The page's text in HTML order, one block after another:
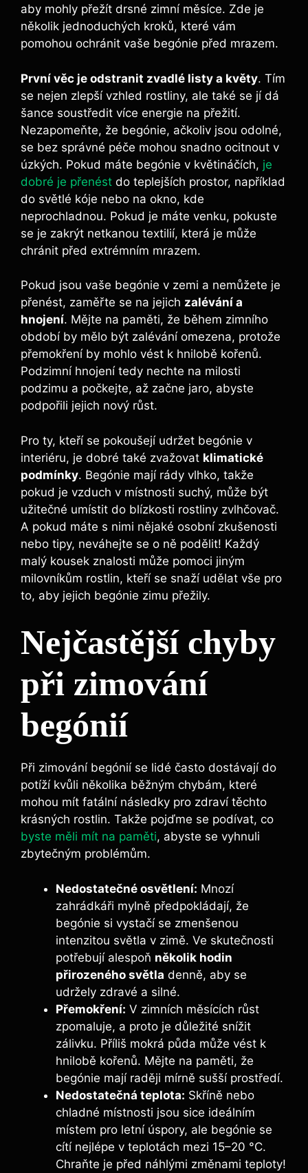
aby mohly přežít drsné zimní měsíce. Zde je
několik jednoduchých kroků, které vám
pomohou ochránit vaše begónie před mrazem.
První věc je odstranit zvadlé listy a květy. Tím
se nejen zlepší vzhled rostliny, ale také se jí dá
šance soustředit více energie na přežití.
Nezapomeňte, že begónie, ačkoliv jsou odolné,
se bez správné péče mohou snadno ocitnout v
úzkých. Pokud máte begónie v květináčích, je
dobré je přenést do teplejších prostor, například
do světlé kóje nebo na okno, kde
neprochladnou. Pokud je máte venku, pokuste
se je zakrýt netkanou textilií, která je může
chránit před extrémním mrazem.
Pokud jsou vaše begónie v zemi a nemůžete je
přenést, zaměřte se na jejich zalévání a
hnojení. Mějte na paměti, že během zimního
období by mělo být zalévání omezena, protože
přemokření by mohlo vést k hnilobě kořenů.
Podzimní hnojení tedy nechte na milosti
podzimu a počkejte, až začne jaro, abyste
podpořili jejich nový růst.
Pro ty, kteří se pokoušejí udržet begónie v
interiéru, je dobré také zvažovat klimatické
podmínky. Begónie mají rády vlhko, takže
pokud je vzduch v místnosti suchý, může být
užitečné umístit do blízkosti rostliny zvlhčovač.
A pokud máte s nimi nějaké osobní zkušenosti
nebo tipy, neváhejte se o ně podělit! Každý
malý kousek znalosti může pomoci jiným
milovníkům rostlin, kteří se snaží udělat vše pro
to, aby jejich begónie zimu přežily.
Nejčastější chyby
při zimování
begónií
Při zimování begónií se lidé často dostávají do
potíží kvůli několika běžným chybám, které
mohou mít fatální následky pro zdraví těchto
krásných rostlin. Takže pojďme se podívat, co
byste měli mít na paměti, abyste se vyhnuli
zbytečným problémům.
Nedostatečné osvětlení: Mnozí
zahrádkáři mylně předpokládají, že
begónie si vystačí se zmenšenou
intenzitou světla v zimě. Ve skutečnosti
potřebují alespoň několik hodin
přirozeného světla denně, aby se
udržely zdravé a silné.
Přemokření: V zimních měsících růst
zpomaluje, a proto je důležité snížit
zálivku. Příliš mokrá půda může vést k
hnilobě kořenů. Mějte na paměti, že
begónie mají raději mírně sušší prostředí.
Nedostatečná teplota: Skříně nebo
chladné místnosti jsou sice ideálním
místem pro letní úspory, ale begónie se
cítí nejlépe v teplotách mezi 15–20 °C.
Chraňte je před náhlými změnami teploty!